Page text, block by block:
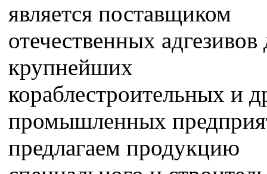
является поставщиком
отечественных адгезивов
крупнейших
кораблестроительных и
промышленных
предлагаем продукцию